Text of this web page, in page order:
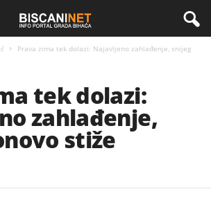
Prava zima tek dolazi: Najavljeno zahlađenje, snijeg
tek dolazi:
zahlađenje,
stiže